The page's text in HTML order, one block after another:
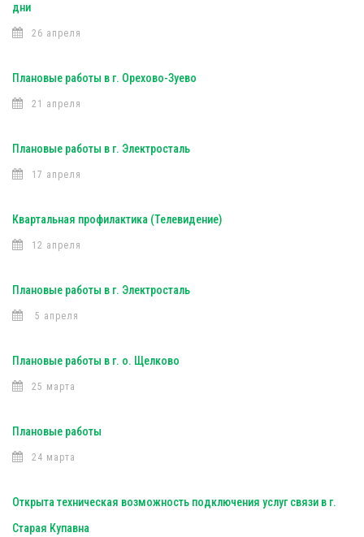
дни
26 апреля
Плановые работы в г. Орехово-Зуево
21 апреля
Плановые работы в г. Электросталь
17 апреля
Квартальная профилактика (Телевидение)
12 апреля
Плановые работы в г. Электросталь
5 апреля
Плановые работы в г. о. Щелково
25 марта
Плановые работы
24 марта
Открыта техническая возможность подключения услуг связи в г.
Старая Купавна